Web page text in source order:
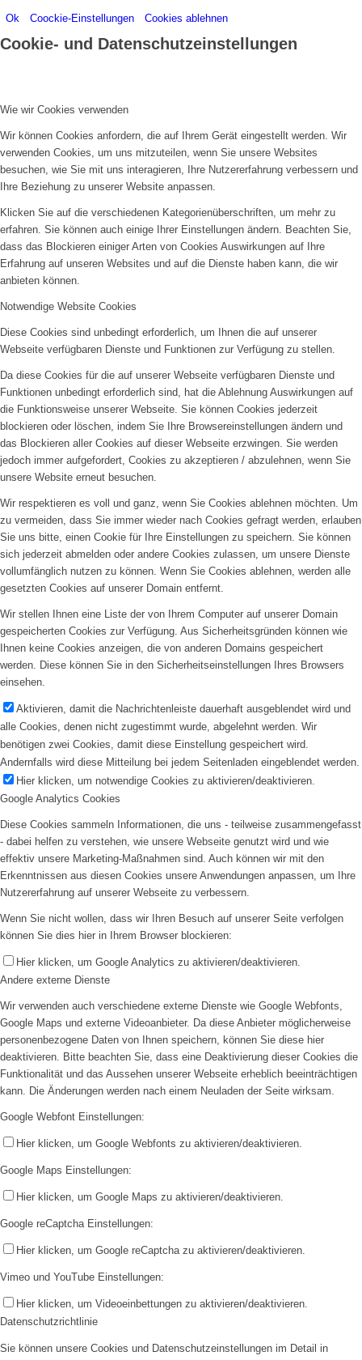
Ok Coockie-Einstellungen Cookies ablehnen
Cookie- und Datenschutzeinstellungen
Wie wir Cookies verwenden
Wir können Cookies anfordern, die auf Ihrem Gerät eingestellt werden. Wir
verwenden Cookies, um uns mitzuteilen, wenn Sie unsere Websites
besuchen, wie Sie mit uns interagieren, Ihre Nutzererfahrung verbessern und
Ihre Beziehung zu unserer Website anpassen.
Klicken Sie auf die verschiedenen Kategorienüberschriften, um mehr zu
erfahren. Sie können auch einige Ihrer Einstellungen ändern. Beachten Sie,
dass das Blockieren einiger Arten von Cookies Auswirkungen auf Ihre
Erfahrung auf unseren Websites und auf die Dienste haben kann, die wir
anbieten können.
Notwendige Website Cookies
Diese Cookies sind unbedingt erforderlich, um Ihnen die auf unserer
Webseite verfügbaren Dienste und Funktionen zur Verfügung zu stellen.
Da diese Cookies für die auf unserer Webseite verfügbaren Dienste und
Funktionen unbedingt erforderlich sind, hat die Ablehnung Auswirkungen auf
die Funktionsweise unserer Webseite. Sie können Cookies jederzeit
blockieren oder löschen, indem Sie Ihre Browsereinstellungen ändern und
das Blockieren aller Cookies auf dieser Webseite erzwingen. Sie werden
jedoch immer aufgefordert, Cookies zu akzeptieren / abzulehnen, wenn Sie
unsere Website erneut besuchen.
Wir respektieren es voll und ganz, wenn Sie Cookies ablehnen möchten. Um
zu vermeiden, dass Sie immer wieder nach Cookies gefragt werden, erlauben
Sie uns bitte, einen Cookie für Ihre Einstellungen zu speichern. Sie können
sich jederzeit abmelden oder andere Cookies zulassen, um unsere Dienste
vollumfänglich nutzen zu können. Wenn Sie Cookies ablehnen, werden alle
gesetzten Cookies auf unserer Domain entfernt.
Wir stellen Ihnen eine Liste der von Ihrem Computer auf unserer Domain
gespeicherten Cookies zur Verfügung. Aus Sicherheitsgründen können wie
Ihnen keine Cookies anzeigen, die von anderen Domains gespeichert
werden. Diese können Sie in den Sicherheitseinstellungen Ihres Browsers
einsehen.
Aktivieren, damit die Nachrichtenleiste dauerhaft ausgeblendet wird und
alle Cookies, denen nicht zugestimmt wurde, abgelehnt werden. Wir
benötigen zwei Cookies, damit diese Einstellung gespeichert wird.
Andernfalls wird diese Mitteilung bei jedem Seitenladen eingeblendet werden.
Hier klicken, um notwendige Cookies zu aktivieren/deaktivieren.
Google Analytics Cookies
Diese Cookies sammeln Informationen, die uns - teilweise zusammengefasst
- dabei helfen zu verstehen, wie unsere Webseite genutzt wird und wie
effektiv unsere Marketing-Maßnahmen sind. Auch können wir mit den
Erkenntnissen aus diesen Cookies unsere Anwendungen anpassen, um Ihre
Nutzererfahrung auf unserer Webseite zu verbessern.
Wenn Sie nicht wollen, dass wir Ihren Besuch auf unserer Seite verfolgen
können Sie dies hier in Ihrem Browser blockieren:
Hier klicken, um Google Analytics zu aktivieren/deaktivieren.
Andere externe Dienste
Wir verwenden auch verschiedene externe Dienste wie Google Webfonts,
Google Maps und externe Videoanbieter. Da diese Anbieter möglicherweise
personenbezogene Daten von Ihnen speichern, können Sie diese hier
deaktivieren. Bitte beachten Sie, dass eine Deaktivierung dieser Cookies die
Funktionalität und das Aussehen unserer Webseite erheblich beeinträchtigen
kann. Die Änderungen werden nach einem Neuladen der Seite wirksam.
Google Webfont Einstellungen:
Hier klicken, um Google Webfonts zu aktivieren/deaktivieren.
Google Maps Einstellungen:
Hier klicken, um Google Maps zu aktivieren/deaktivieren.
Google reCaptcha Einstellungen:
Hier klicken, um Google reCaptcha zu aktivieren/deaktivieren.
Vimeo und YouTube Einstellungen:
Hier klicken, um Videoeinbettungen zu aktivieren/deaktivieren.
Datenschutzrichtlinie
Sie können unsere Cookies und Datenschutzeinstellungen im Detail in